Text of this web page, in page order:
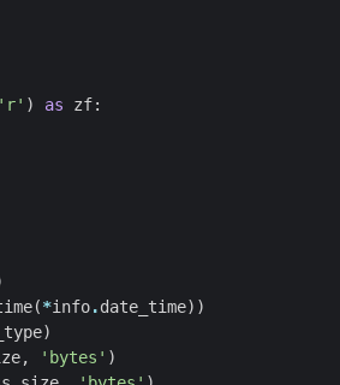
'r' ) as zf:
(*info.date_time))
)
, 'bytes' )